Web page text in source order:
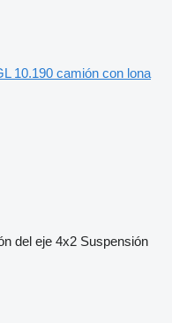
10.190 camión con lona
del eje 4x2 Suspensión